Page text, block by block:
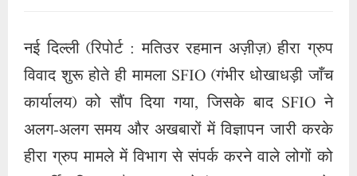
नई दिल्ली (रिपोर्ट : मतिउर रहमान अज़ीज़) हीरा ग्रुप
विवाद शुरू होते ही मामला SFIO (गंभीर धोखाधड़ी जाँच
कार्यालय) को सौंप दिया गया, जिसके बाद SFIO ने
अलग-अलग समय और अखबारों में विज्ञापन जारी करके
हीरा ग्रुप मामले में विभाग से संपर्क करने वाले लोगों को